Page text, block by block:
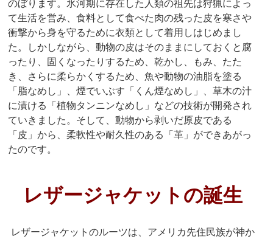
のぼります。氷河期に存在した人類の祖先は狩猟によっ
て生活を営み、食料として食べた肉の残った皮を寒さや
衝撃から身を守るために衣類として着用しはじめまし
た。しかしながら、動物の皮はそのままにしておくと腐
ったり、固くなったりするため、乾かし、もみ、たた
き、さらに柔らかくするため、魚や動物の油脂を塗る
「脂なめし」、煙でいぶす「くん煙なめし」、草木の汁
に漬ける「植物タンニンなめし」などの技術が開発され
ていきました。そして、動物から剥いだ原皮である
「皮」から、柔軟性や耐久性のある「革」ができあがっ
たのです。
レザージャケットの誕生
レザージャケットのルーツは、アメリカ先住民族が神か